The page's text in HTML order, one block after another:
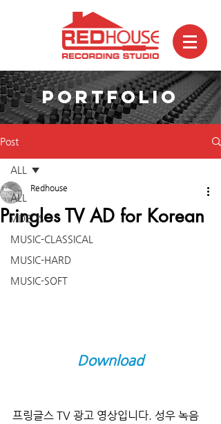
Post
ALL
VIDEOS
MUSIC-CLASSICAL
MUSIC-HARD
MUSIC-SOFT
ALL
Pringles TV AD for Korean
Redhouse
Download
프링글스 TV 광고 영상입니다. 성우 녹음
PORTFOLIO